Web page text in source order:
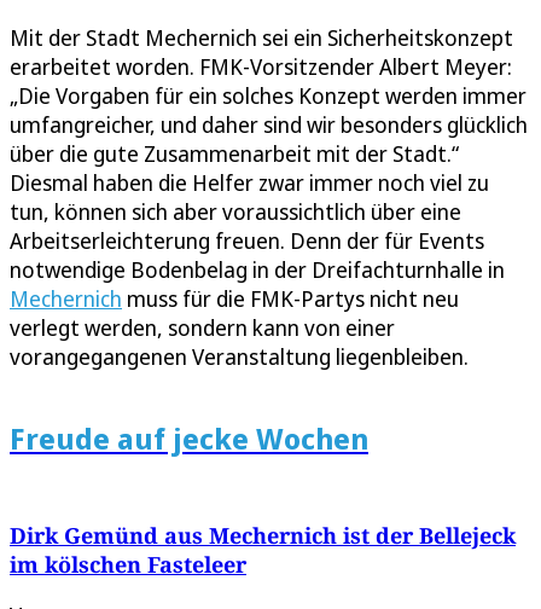
Mit der Stadt Mechernich sei ein Sicherheitskonzept
erarbeitet worden. FMK-Vorsitzender Albert Meyer:
„Die Vorgaben für ein solches Konzept werden immer
umfangreicher, und daher sind wir besonders glücklich
über die gute Zusammenarbeit mit der Stadt.“
Diesmal haben die Helfer zwar immer noch viel zu
tun, können sich aber voraussichtlich über eine
Arbeitserleichterung freuen. Denn der für Events
notwendige Bodenbelag in der Dreifachturnhalle in
Mechernich muss für die FMK-Partys nicht neu
verlegt werden, sondern kann von einer
vorangegangenen Veranstaltung liegenbleiben.
Freude auf jecke Wochen
Dirk Gemünd aus Mechernich ist der Bellejeck
im kölschen Fasteleer